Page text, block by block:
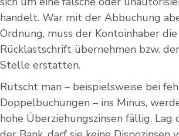
handelt. War mit der Abbuchung
Ordnung, muss der Kontoinhaber
Rücklastschrift übernehmen bzw.
Stelle erstatten.
Rutscht man – beispielsweise bei
Doppelbuchungen – ins Minus,
hohe Überziehungszinsen fällig. Lag